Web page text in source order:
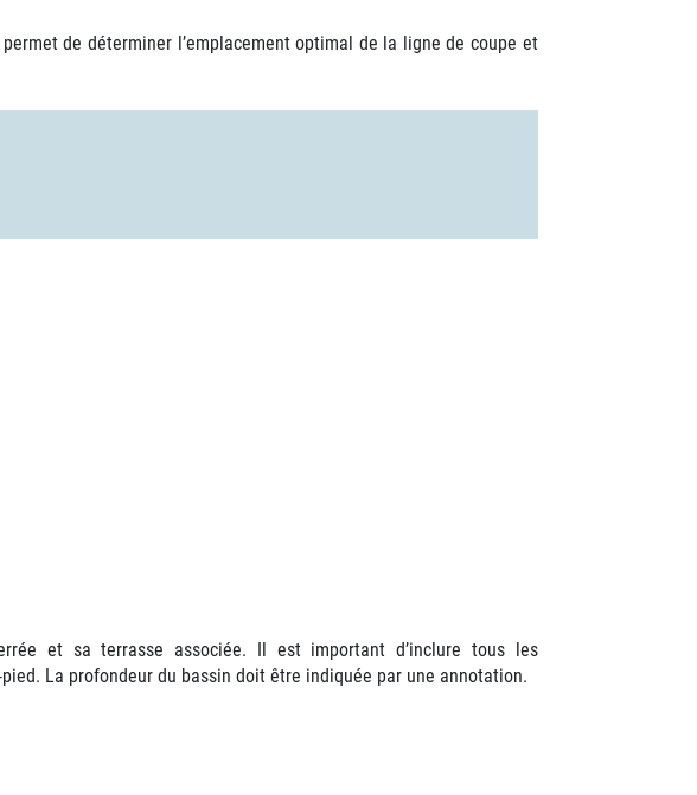
de déterminer l’emplacement optimal de la ligne de coupe et
et sa terrasse associée. Il est important d’inclure tous les
La profondeur du bassin doit être indiquée par une annotation.